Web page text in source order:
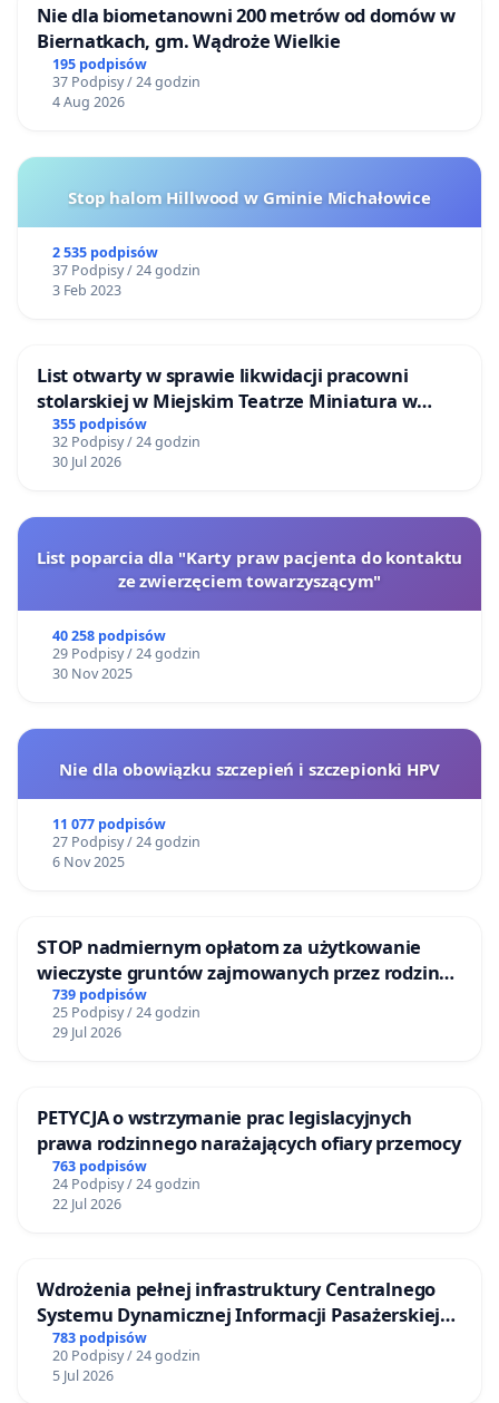
Nie dla biometanowni 200 metrów od domów w
Biernatkach, gm. Wądroże Wielkie
195 podpisów
37 Podpisy / 24 godzin
4 Aug 2026
Stop halom Hillwood w Gminie Michałowice
2 535 podpisów
37 Podpisy / 24 godzin
3 Feb 2023
List otwarty w sprawie likwidacji pracowni
stolarskiej w Miejskim Teatrze Miniatura w
Gdańsku
355 podpisów
32 Podpisy / 24 godzin
30 Jul 2026
List poparcia dla "Karty praw pacjenta do kontaktu
ze zwierzęciem towarzyszącym"
40 258 podpisów
29 Podpisy / 24 godzin
30 Nov 2025
Nie dla obowiązku szczepień i szczepionki HPV
11 077 podpisów
27 Podpisy / 24 godzin
6 Nov 2025
STOP nadmiernym opłatom za użytkowanie
wieczyste gruntów zajmowanych przez rodzinne
ogrody działkowe.
739 podpisów
25 Podpisy / 24 godzin
29 Jul 2026
PETYCJA o wstrzymanie prac legislacyjnych
prawa rodzinnego narażających ofiary przemocy
763 podpisów
24 Podpisy / 24 godzin
22 Jul 2026
Wdrożenia pełnej infrastruktury Centralnego
Systemu Dynamicznej Informacji Pasażerskiej
(CSDiP) na stacji kolejowej w Łomży
783 podpisów
20 Podpisy / 24 godzin
5 Jul 2026